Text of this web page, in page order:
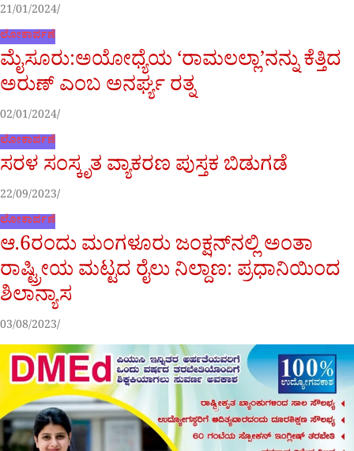
21/01/2024
ಲೋಕಾರ್ಪಣೆ
ಮೈಸೂರು:ಅಯೋಧ್ಯೆಯ ‘ರಾಮಲಲ್ಲಾ’ನನ್ನು ಕೆತ್ತಿದ
ಅರುಣ್ ಎಂಬ ಅನರ್ಘ್ಯ ರತ್ನ
02/01/2024
ಲೋಕಾರ್ಪಣೆ
ಸರಳ ಸಂಸ್ಕೃತ ವ್ಯಾಕರಣ ಪುಸ್ತಕ ಬಿಡುಗಡೆ
22/09/2023
ಲೋಕಾರ್ಪಣೆ
ಆ.6ರಂದು ಮಂಗಳೂರು ಜಂಕ್ಷನ್‌ನಲ್ಲಿ ಅಂತಾ
ರಾಷ್ಟ್ರೀಯ ಮಟ್ಟದ ರೈಲು ನಿಲ್ದಾಣ: ಪ್ರಧಾನಿಯಿಂದ
ಶಿಲಾನ್ಯಾಸ
03/08/2023